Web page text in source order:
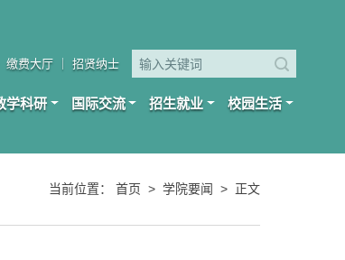
缴费大厅 招贤纳士
学科研 国际交流 招生就业 校园生活
当前位置： 首页 > 学院要闻 > 正文